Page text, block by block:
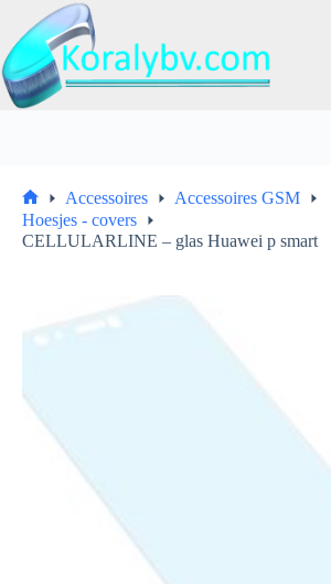
naar
de
inhoud
Home
Accessoires
Accessoires GSM
Hoesjes - covers
CELLULARLINE – glas Huawei p smart